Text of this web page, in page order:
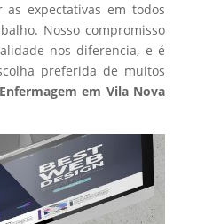
as expectativas em todos
Nosso compromisso
nos diferencia, e é
preferida de muitos
em Vila Nova